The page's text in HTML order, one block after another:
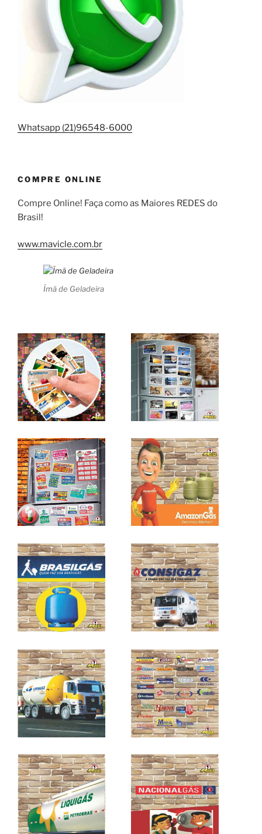
Whatsapp (21)96548-6000
COMPRE ONLINE
Compre Online! Faça como as Maiores REDES do
Brasil!
www.mavicle.com.br
Ímã de Geladeira